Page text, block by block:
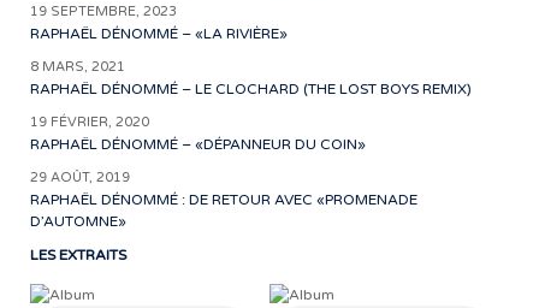
19 SEPTEMBRE, 2023
RAPHAËL DÉNOMMÉ – «LA RIVIÈRE»
8 MARS, 2021
RAPHAËL DÉNOMMÉ – LE CLOCHARD (THE LOST BOYS REMIX)
19 FÉVRIER, 2020
RAPHAËL DÉNOMMÉ – «DÉPANNEUR DU COIN»
29 AOÛT, 2019
RAPHAËL DÉNOMMÉ : DE RETOUR AVEC «PROMENADE
D’AUTOMNE»
LES EXTRAITS